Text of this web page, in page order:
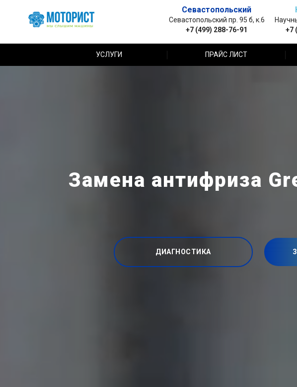
Севастопольский
Севастопольский пр. 95 б, к.6
+7 (499) 288-76-91
+7
УСЛУГИ ПРАЙС ЛИСТ
Замена антифриза
ДИАГНОСТИКА